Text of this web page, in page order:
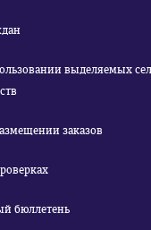
выделяемых
заказов
бюллетень